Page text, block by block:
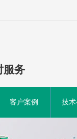
服务
客户案例 技